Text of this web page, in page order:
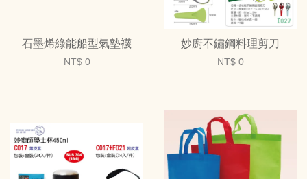
石墨烯綠能船型氣墊襪
NT$ 0
妙廚不鏽鋼料理剪刀
NT$ 0